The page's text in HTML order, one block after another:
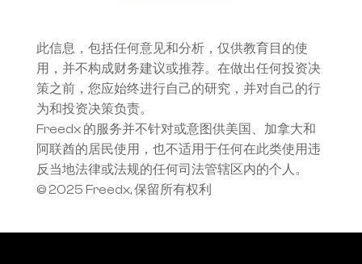
此信息，包括任何意见和分析，仅供教育目的使
用，并不构成财务建议或推荐。在做出任何投资决
策之前，您应始终进行自己的研究，并对自己的行
为和投资决策负责。
Freedx 的服务并不针对或意图供美国、加拿大和
阿联酋的居民使用，也不适用于任何在此类使用违
反当地法律或法规的任何司法管辖区内的个人。
© 2025 Freedx, 保留所有权利